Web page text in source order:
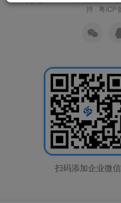
持 · 粤ICP
扫码添加企业微信